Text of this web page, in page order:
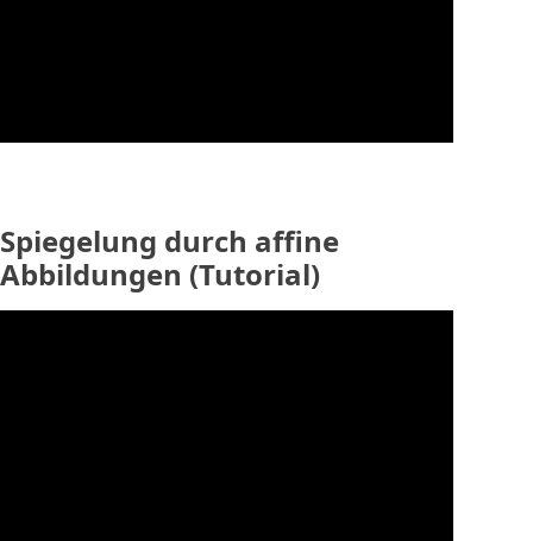
Spiegelung durch affine
Abbildungen (Tutorial)